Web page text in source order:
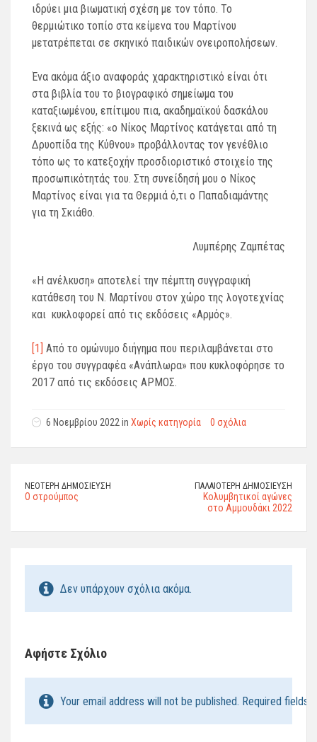
ιδρύει μια βιωματική σχέση με τον τόπο. Το
θερμιώτικο τοπίο στα κείμενα του Μαρτίνου
μετατρέπεται σε σκηνικό παιδικών ονειροπολήσεων.
Ένα ακόμα άξιο αναφοράς χαρακτηριστικό είναι ότι
στα βιβλία του το βιογραφικό σημείωμα του
καταξιωμένου, επίτιμου πια, ακαδημαϊκού δασκάλου
ξεκινά ως εξής: «ο Νίκος Μαρτίνος κατάγεται από τη
Δρυοπίδα της Κύθνου» προβάλλοντας τον γενέθλιο
τόπο ως το κατεξοχήν προσδιοριστικό στοιχείο της
προσωπικότητάς του. Στη συνείδησή μου ο Νίκος
Μαρτίνος είναι για τα Θερμιά ό,τι ο Παπαδιαμάντης
για τη Σκιάθο.
Λυμπέρης Ζαμπέτας
«Η ανέλκυση» αποτελεί την πέμπτη συγγραφική
κατάθεση του Ν. Μαρτίνου στον χώρο της λογοτεχνίας
και κυκλοφορεί από τις εκδόσεις «Αρμός».
[1] Από το ομώνυμο διήγημα που περιλαμβάνεται στο
έργο του συγγραφέα «Ανάπλωρα» που κυκλοφόρησε το
2017 από τις εκδόσεις ΑΡΜΟΣ.
6 Νοεμβρίου 2022 in Χωρίς κατηγορία 0 σχόλια
ΝΕΌΤΕΡΗ ΔΗΜΟΣΊΕΥΣΗ
Ο στρούμπος
ΠΑΛΑΙΌΤΕΡΗ ΔΗΜΟΣΊΕΥΣΗ
Κολυμβητικοί αγώνες
στο Αμμουδάκι 2022
Δεν υπάρχουν σχόλια ακόμα.
Αφήστε Σχόλιο
Your email address will not be published. Required fields